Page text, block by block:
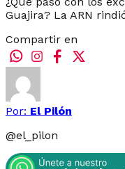
Guajira? La ARN
Compartir en
Por: El Pilón
@el_pilon